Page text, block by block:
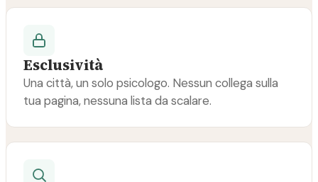
Esclusività
Una città, un solo psicologo. Nessun collega sulla
tua pagina, nessuna lista da scalare.